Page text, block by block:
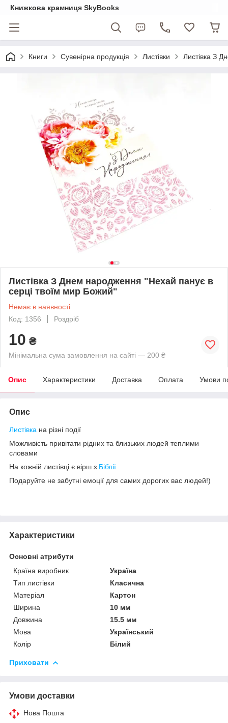
Книжкова крамниця SkyBooks
Книги Сувенірна продукція Листівки Листівка З
Листівка З Днем народження "Нехай панує в
серці твоїм мир Божий"
Немає в наявності
Код: 1356
Роздріб
10 ₴
Мінімальна сума замовлення на сайті — 200 ₴
Опис Характеристики Доставка Оплата Умови
Опис
Листівка на різні події
Можливість привітати рідних та близьких людей теплими
словами
На кожній листівці є вірш з Біблії
Подаруйте не забутні емоції для самих дорогих вас людей!)
Характеристики
Основні атрибути
Країна виробник
Україна
Тип листівки
Класична
Матеріал
Картон
Ширина
10 мм
Довжина
15.5 мм
Мова
Український
Колір
Білий
Приховати
Умови доставки
Нова Пошта